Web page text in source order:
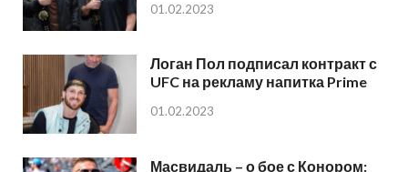
01.02.2023
Логан Пол подписал контракт с
UFC на рекламу напитка Prime
01.02.2023
Масвидаль – о бое с Конором: